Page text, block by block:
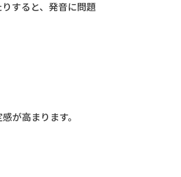
すると、発音に問題
が高まります。